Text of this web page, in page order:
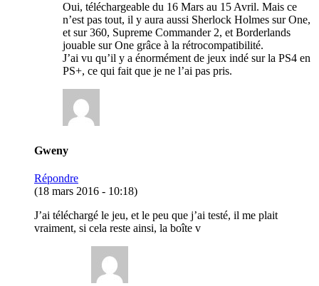
Oui, téléchargeable du 16 Mars au 15 Avril. Mais ce
n’est pas tout, il y aura aussi Sherlock Holmes sur One,
et sur 360, Supreme Commander 2, et Borderlands
jouable sur One grâce à la rétrocompatibilité.
J’ai vu qu’il y a énormément de jeux indé sur la PS4 en
PS+, ce qui fait que je ne l’ai pas pris.
Gweny
Répondre
(18 mars 2016 - 10:18)
J’ai téléchargé le jeu, et le peu que j’ai testé, il me plait
vraiment, si cela reste ainsi, la boîte v